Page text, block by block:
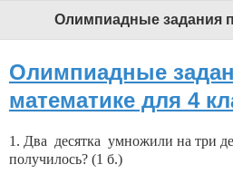
Олимпиадные
математике для 4
1. Два десятка умножили на три
получилось? (1 б.)